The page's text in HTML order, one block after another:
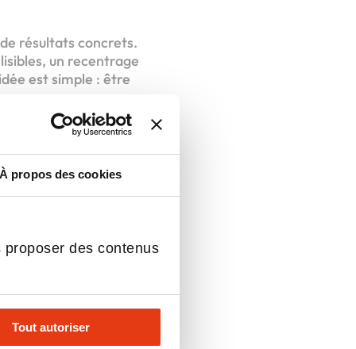
À propos des cookies
des contenus
Tout autoriser
résultats concrets.
un recentrage
est simple : être
la vie des
ce qui nécessite un
son rôle